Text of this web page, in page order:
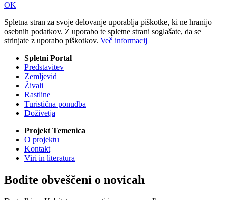
OK
Spletna stran za svoje delovanje uporablja piškotke, ki ne hranijo
osebnih podatkov. Z uporabo te spletne strani soglašate, da se
strinjate z uporabo piškotkov. Več informacij
Spletni Portal
Predstavitev
Zemljevid
Živali
Rastline
Turistična ponudba
Doživetja
Projekt Temenica
O projektu
Kontakt
Viri in literatura
Bodite obveščeni o novicah